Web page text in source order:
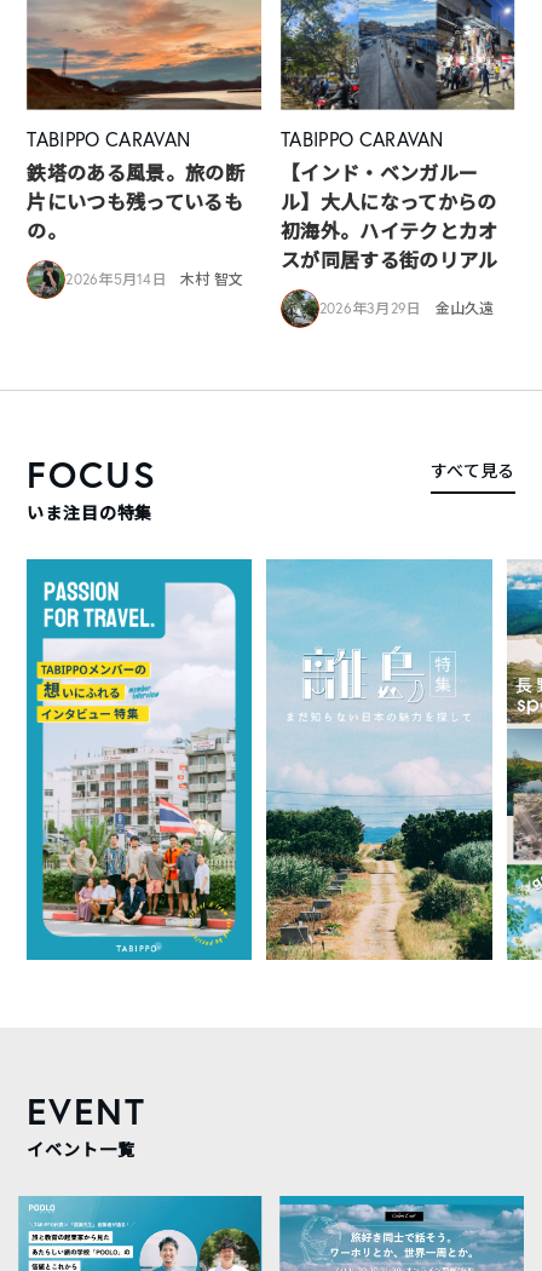
TABIPPO CARAVAN
鉄塔のある風景。旅の断
片にいつも残っているも
の。
2026年5月14日 木村 智文
TABIPPO CARAVAN
【インド・ベンガルー
ル】大人になってからの
初海外。ハイテクとカオ
スが同居する街のリアル
2026年3月29日 金山久遠
FOCUS
いま注目の特集
すべて見る
EVENT
イベント一覧